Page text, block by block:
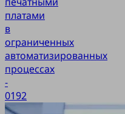
платами
в
ограниченных
автоматизированных
процессах
-
0192